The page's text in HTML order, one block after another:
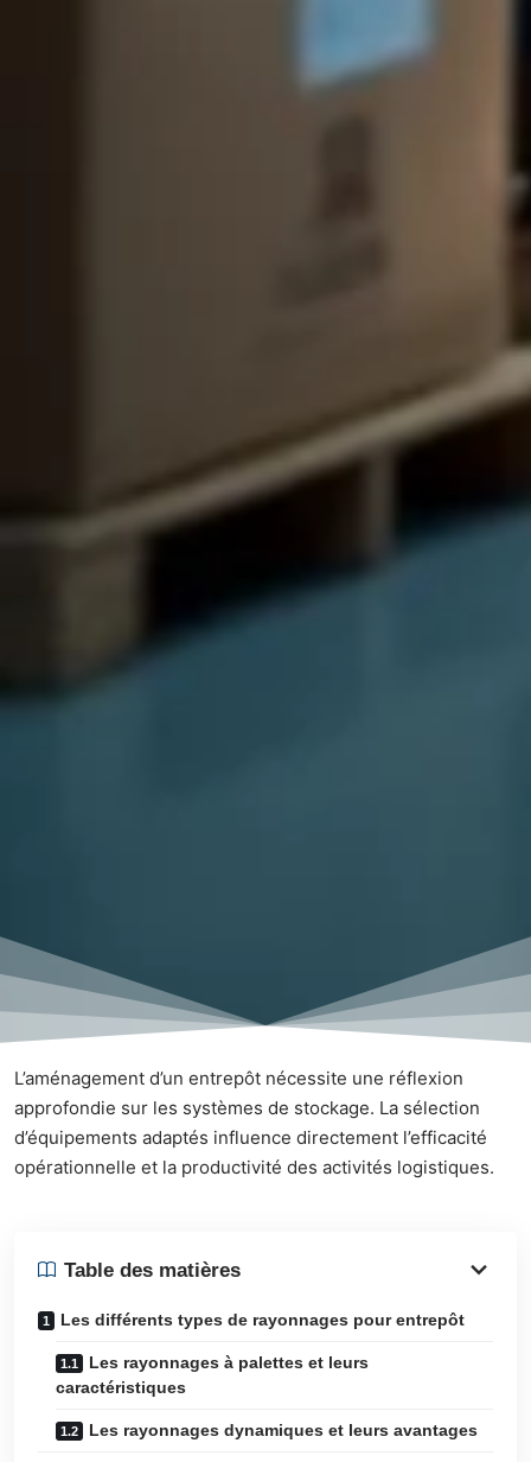
L’aménagement d’un entrepôt nécessite une réflexion
approfondie sur les systèmes de stockage. La sélection
d’équipements adaptés influence directement l’efficacité
opérationnelle et la productivité des activités logistiques.
Table des matières
Les différents types de rayonnages pour entrepôt
Les rayonnages à palettes et leurs
caractéristiques
Les rayonnages dynamiques et leurs avantages